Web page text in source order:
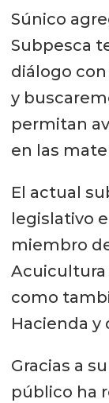
Súnico
Subpesca
diálogo
y
permitan
en las
El actual
legislativo
miembro
Acuicultura
como
Hacienda y
Gracias a
público ha